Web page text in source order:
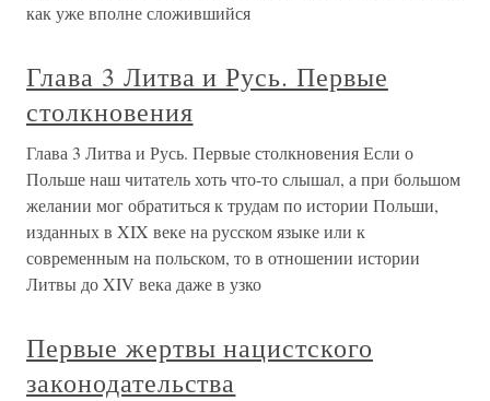
как уже вполне сложившийся
Глава 3 Литва и Русь. Первые
столкновения
Глава 3 Литва и Русь. Первые столкновения Если о
Польше наш читатель хоть что-то слышал, а при большом
желании мог обратиться к трудам по истории Польши,
изданных в XIX веке на русском языке или к
современным на польском, то в отношении истории
Литвы до XIV века даже в узко
Первые жертвы нацистского
законодательства